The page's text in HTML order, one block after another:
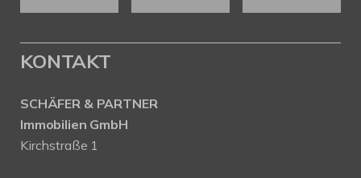
KONTAKT
SCHÄFER & PARTNER
Immobilien GmbH
Kirchstraße 1